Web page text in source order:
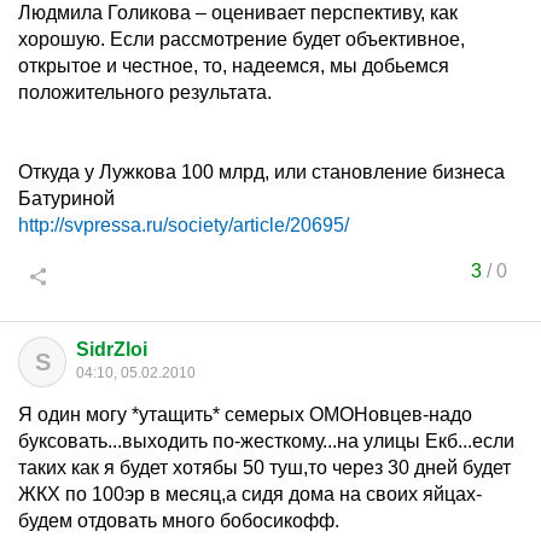
Людмила Голикова – оценивает перспективу, как
хорошую. Если рассмотрение будет объективное,
открытое и честное, то, надеемся, мы добьемся
положительного результата.
Откуда у Лужкова 100 млрд, или становление бизнеса
Батуриной
http://svpressa.ru/society/article/20695/
3/0
S SidrZloi
04:10, 05.02.2010
Я один могу *утащить* семерых ОМОНовцев-надо
буксовать...выходить по-жесткому...на улицы Екб...если
таких как я будет хотябы 50 туш,то через 30 дней будет
ЖКХ по 100эр в месяц,а сидя дома на своих яйцах-
будем отдовать много бобосикофф.